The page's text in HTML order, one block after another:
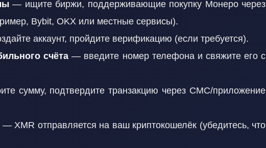
— ищите биржи, поддерживающие покупку Монеро через
Bybit, OKX или местные сервисы).
аккаунт, пройдите верификацию (если требуется).
счёта — введите номер телефона и свяжите его с
сумму, подтвердите транзакцию через СМС/приложение
— XMR отправляется на ваш криптокошелёк (убедитесь, что